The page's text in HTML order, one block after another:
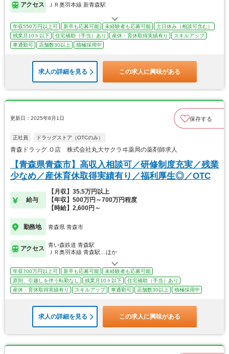
アクセス ＪＲ奥羽本線 新青森駅
年収550万円以上可 新卒も応募可能 未経験者も応募可能
土日休み（相談可含む）
残業月10ｈ以下
住宅補助（手当）あり 産休・育休取得実績有り
スキルアップ
車通勤可
店舗数30以上 積極採用中
求人の詳細を見る この求人に興味がある
更新日：2025年8月1日 保存する
正社員 ドラッグストア（OTCのみ）
青森ドラッグ.Ｏ店 株式会社丸大サクラヰ薬局の薬剤師求人
【青森県青森市】高収入相談可／研修制度充実／残業
少なめ／産休育休取得実績有り／福利厚生◎／OTC
給与
【月収】35.5万円以上
【年収】500万円～700万円程度
【時給】2,600円～
勤務地 青森県 青森市
アクセス
青い森鉄道 青森駅
ＪＲ奥羽本線 青森駅…ほか
年収700万円以上可 新卒も応募可能
未経験者も応募可能
原則、引越しを伴う転勤なし
残業月10ｈ以下
住宅補助（手当）あり
産休・育休取得実績有り
スキルアップ 車通勤可 店舗数30以上 積極採用中
求人の詳細を見る この求人に興味がある